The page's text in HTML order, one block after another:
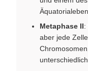
Metaphase II:
aber jede